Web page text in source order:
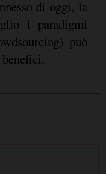
di oggi, la
i paradigmi
può